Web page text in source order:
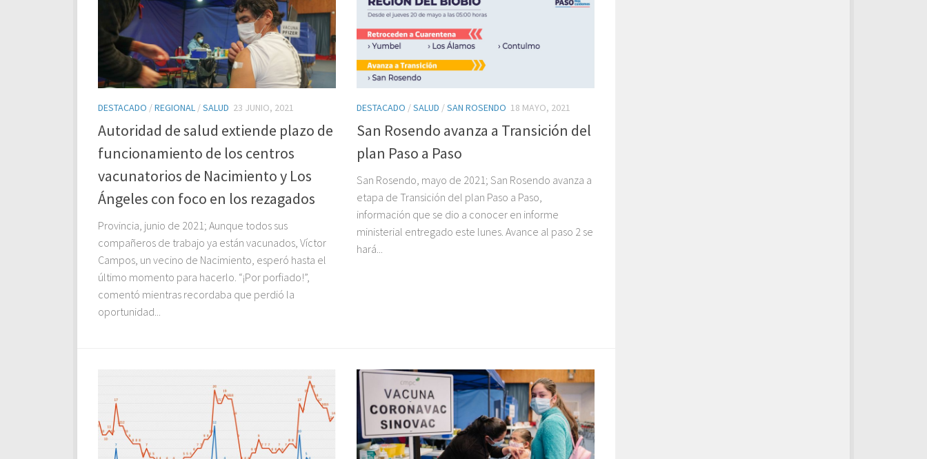
DESTACADO /REGIONAL /SALUD 23 JUNIO, 2021
Autoridad de salud extiende plazo de
funcionamiento de los centros
vacunatorios de Nacimiento y Los
Ángeles con foco en los rezagados
Provincia, junio de 2021; Aunque todos sus
compañeros de trabajo ya están vacunados, Víctor
Campos, un vecino de Nacimiento, esperó hasta el
último momento para hacerlo. “¡Por porfiado!”,
comentó mientras recordaba que perdió la
oportunidad...
DESTACADO /SALUD /SAN ROSENDO 18 MAYO, 2021
San Rosendo avanza a Transición del
plan Paso a Paso
San Rosendo, mayo de 2021; San Rosendo avanza a
etapa de Transición del plan Paso a Paso,
información que se dio a conocer en informe
ministerial entregado este lunes. Avance al paso 2 se
hará...